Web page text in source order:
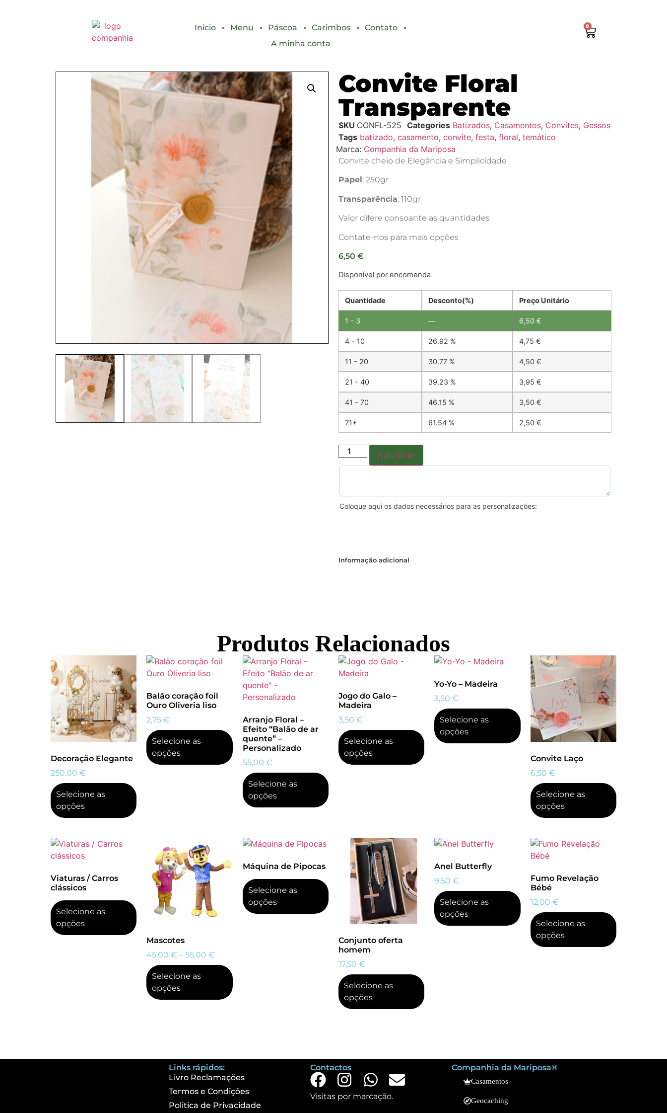
Inicio Menu Páscoa Carimbos
Contato
A minha conta
0
Convite Floral
Transparente
SKU CONFL-525 Categories Batizados, Casamentos, Convites, Gessos
Tags batizado, casamento, convite, festa, floral, temático
Marca: Companhia da Mariposa
Convite cheio de Elegância e Simplicidade
Papel : 250gr
Transparência: 110gr
Valor difere consoante as quantidades
Contate-nos para mais opções
6,50 €
Disponível por encomenda
Quantidade Desconto(%) Preço Unitário
1 - 3 — 6,50 €
4 - 10 26.92 % 4,75 €
11 - 20 30.77 % 4,50 €
21 - 40 39.23 % 3,95 €
41 - 70 46.15 % 3,50 €
71+ 61.54 % 2,50 €
Adicionar
Coloque aqui os dados necessários para as personalizações:
Informação adicional
Produtos Relacionados
Decoração Elegante
250,00 €
Selecione as
opções
Balão coração foil
Ouro Oliveria liso
2,75€
Selecione as
opções
Arranjo Floral –
Efeito “Balão de ar
quente” –
Personalizado
55,00 €
Selecione as
opções
Jogo do Galo –
Madeira
3,50 €
Selecione as
opções
Yo-Yo – Madeira
3,50€
Selecione as
opções
Convite Laço
6,50 €
Selecione as
opções
Viaturas / Carros
clássicos
Selecione as
opções
Mascotes
45,00€ – 55,00€
Selecione as
opções
Máquina de Pipocas
Selecione as
opções
Conjunto oferta
homem
17,50 €
Selecione as
opções
Anel Butterfly
9,50€
Selecione as
opções
Fumo Revelação
Bébé
12,00 €
Selecione as
opções
Links rápidos:
Livro Reclamações
Termos e Condições
Politica de Privacidade
Contactos
Visitas por marcação.
Companhia da Mariposa®
Casamentos
Geocaching